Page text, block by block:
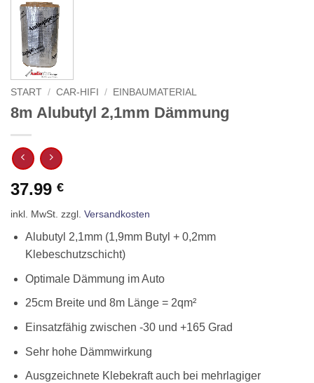
START / CAR-HIFI / EINBAUMATERIAL
8m Alubutyl 2,1mm Dämmung
37.99 €
inkl. MwSt. zzgl. Versandkosten
Alubutyl 2,1mm (1,9mm Butyl + 0,2mm
Klebeschutzschicht)
Optimale Dämmung im Auto
25cm Breite und 8m Länge = 2qm²
Einsatzfähig zwischen -30 und +165 Grad
Sehr hohe Dämmwirkung
Ausgzeichnete Klebekraft auch bei mehrlagiger